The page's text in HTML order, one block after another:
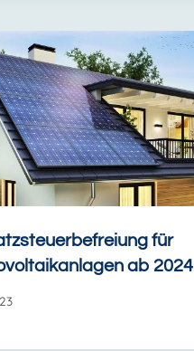
für
ab 2024